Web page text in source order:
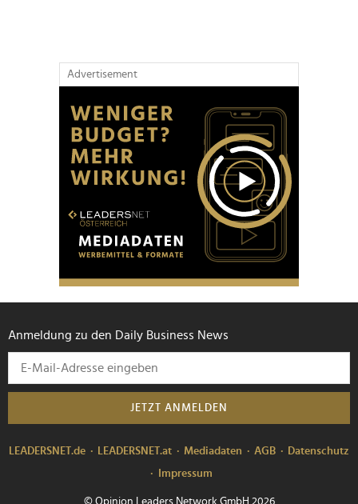
Advertisement
Anmeldung zu den Daily Business News
JETZT ANMELDEN
LEADERSNET.de LEADERSNET.at Mediadaten AGB
Datenschutz
Impressum